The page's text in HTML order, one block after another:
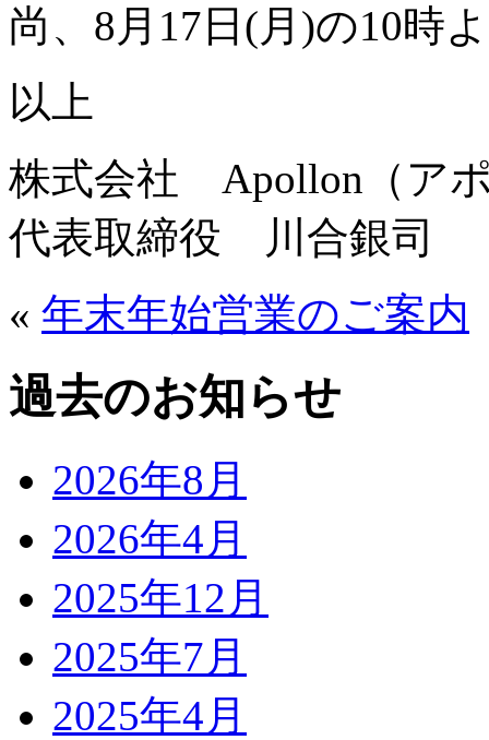
尚、8月17日(月)の10時
以上
株式会社 Apollon（ア
代表取締役 川合銀司
« 年末年始営業のご案内
過去のお知らせ
2026年8月
2026年4月
2025年12月
2025年7月
2025年4月